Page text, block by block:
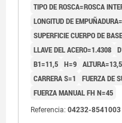
TIPO DE ROSCA=ROSCA
LONGITUD DE
SUPERFICIE CUERPO DE
LLAVE DEL ACERO=1.4308
B1=11,5 H=9 ALTURA=13,5
CARRERA S=1
FUERZA DE
FUERZA MANUAL FH N=45
Referencia: 04232-8541003